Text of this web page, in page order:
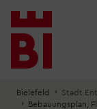
Inhalt
anspringen
Menü
anspringen
Suche
anspringen
Bielefeld
Bebauungsplan,